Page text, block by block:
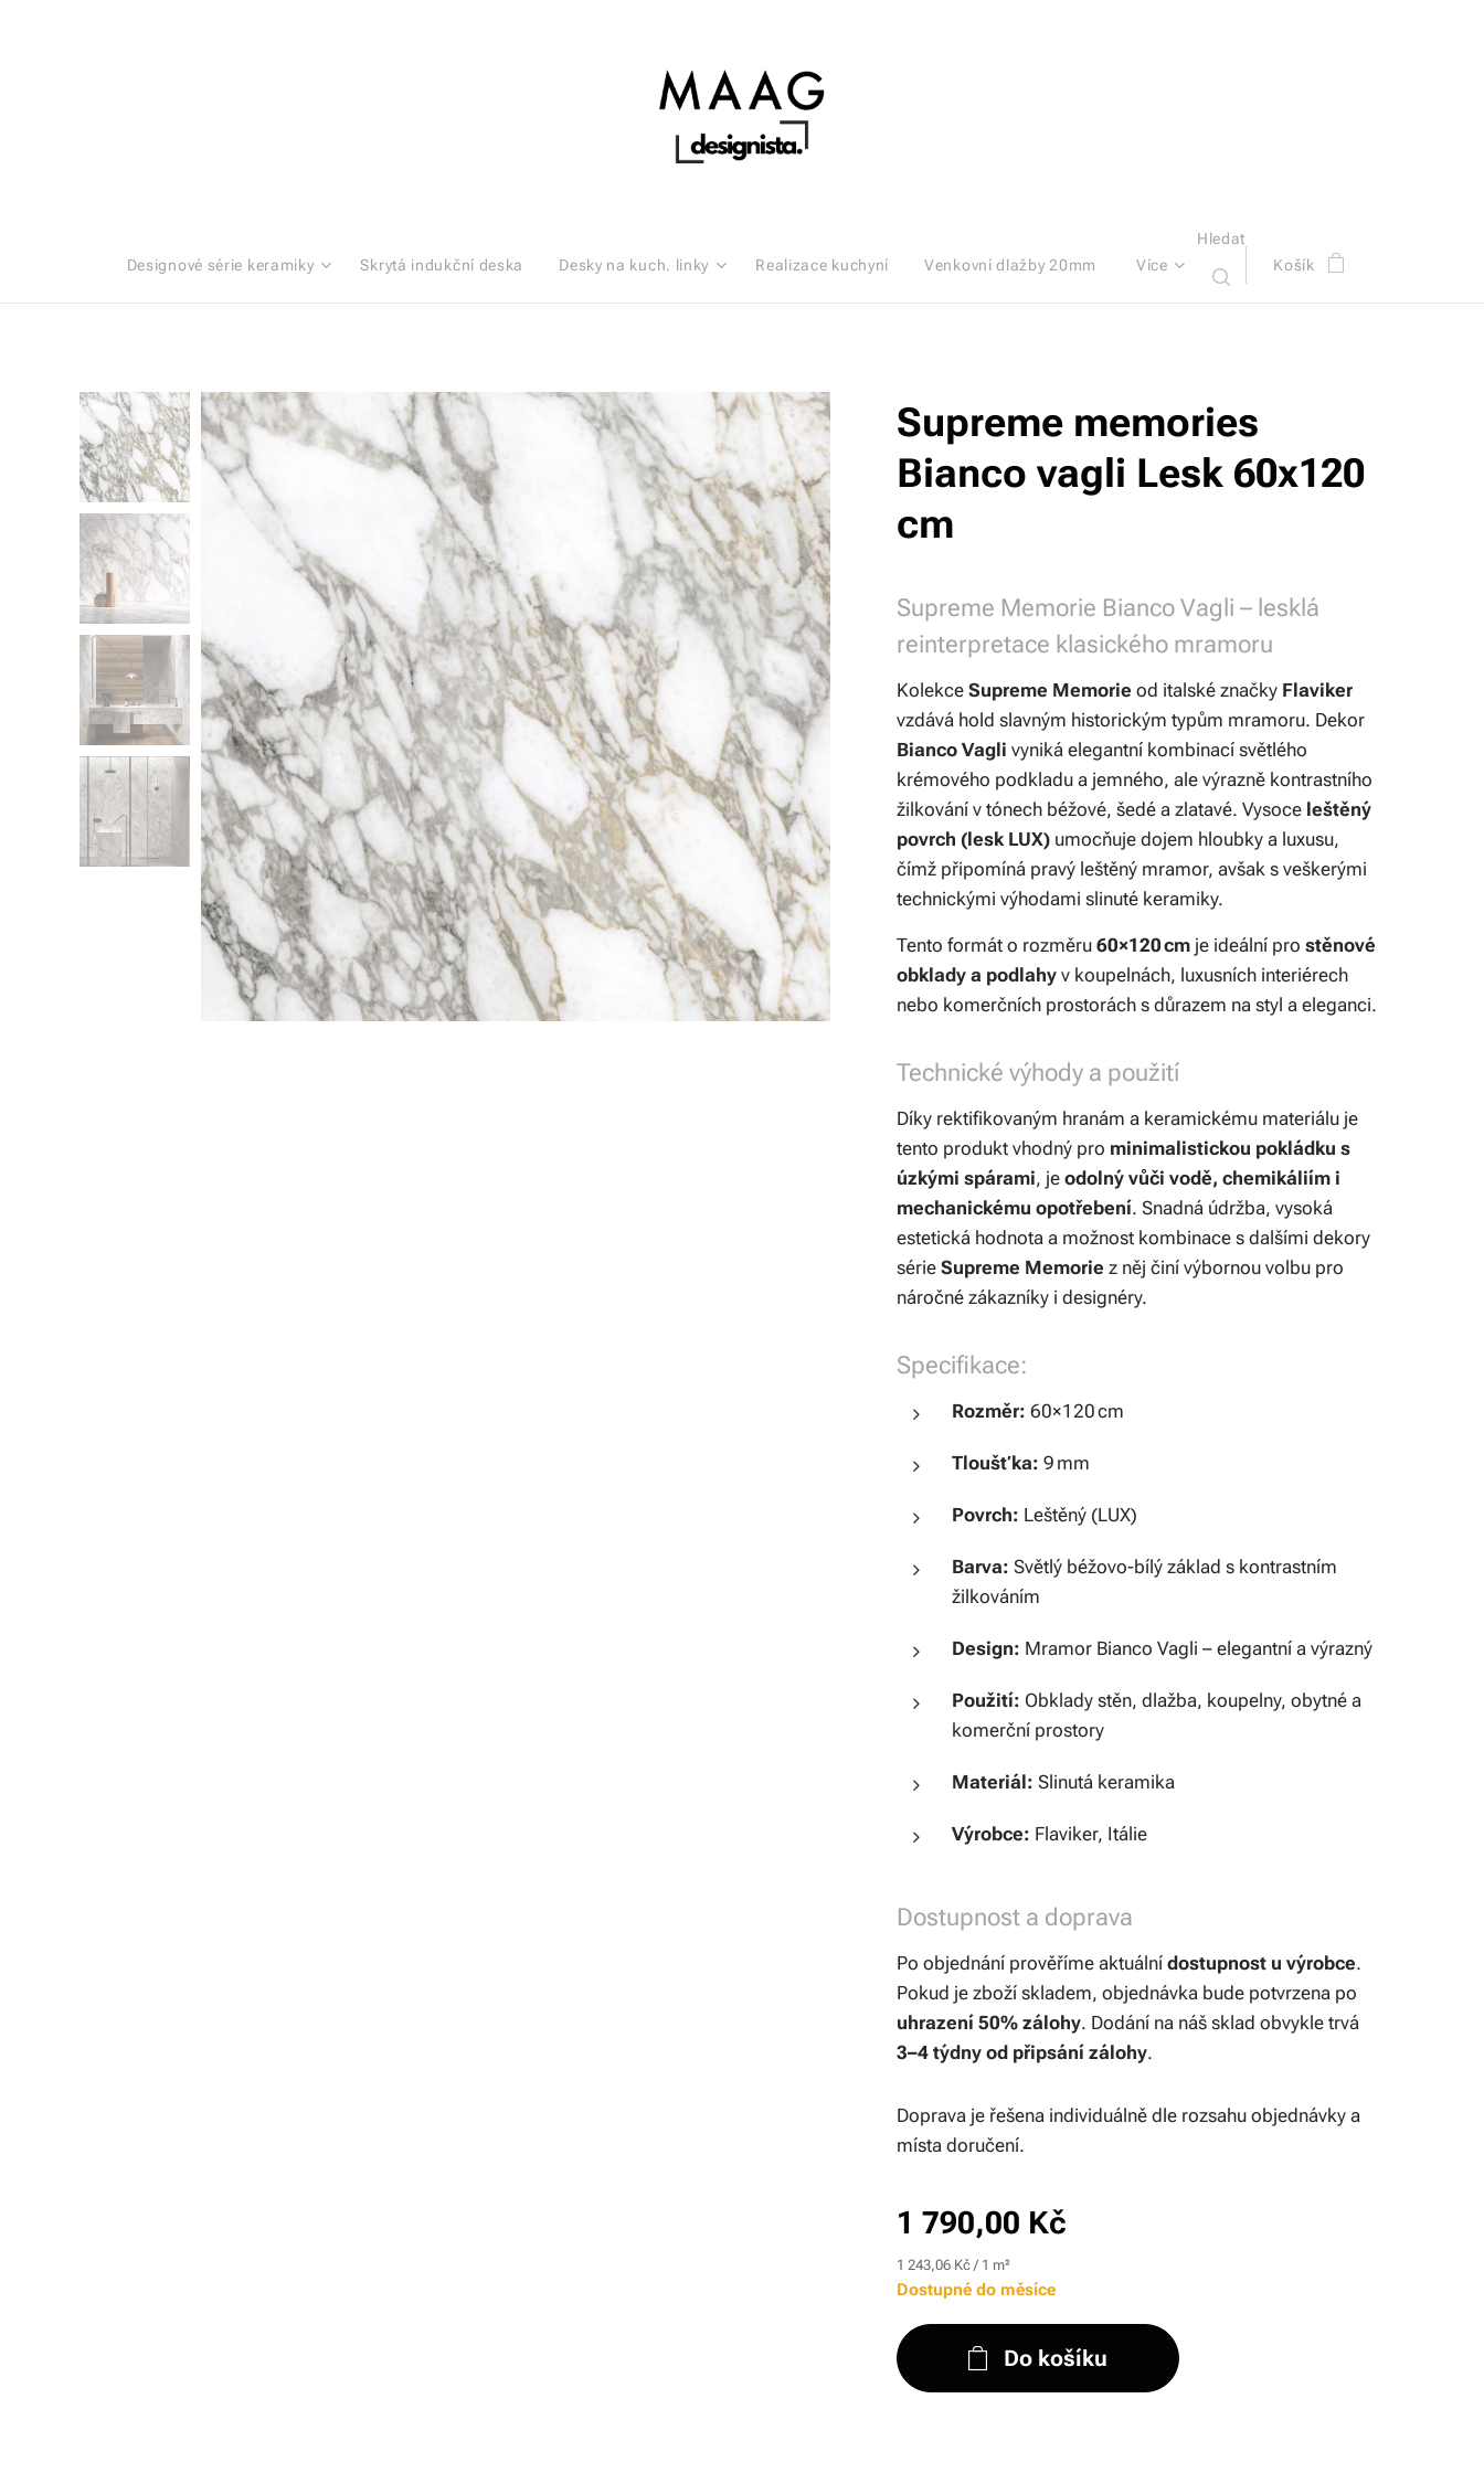
Designové série keramiky Skrytá indukční deska Desky na kuch. linky Realizace kuchyní Venkovní dlažby 20mm Více
Hledat
Košík
Supreme memories
Bianco vagli Lesk 60x120
cm
Supreme Memorie Bianco Vagli – lesklá
reinterpretace klasického mramoru
Kolekce Supreme Memorie od italské značky Flaviker
vzdává hold slavným historickým typům mramoru. Dekor
Bianco Vagli vyniká elegantní kombinací světlého
krémového podkladu a jemného, ale výrazně kontrastního
žilkování v tónech béžové, šedé a zlatavé. Vysoce leštěný
povrch (lesk LUX) umocňuje dojem hloubky a luxusu,
čímž připomíná pravý leštěný mramor, avšak s veškerými
technickými výhodami slinuté keramiky.
Tento formát o rozměru 60×120 cm je ideální pro stěnové
obklady a podlahy v koupelnách, luxusních interiérech
nebo komerčních prostorách s důrazem na styl a eleganci.
Technické výhody a použití
Díky rektifikovaným hranám a keramickému materiálu je
tento produkt vhodný pro minimalistickou pokládku s
úzkými spárami, je odolný vůči vodě, chemikáliím i
mechanickému opotřebení. Snadná údržba, vysoká
estetická hodnota a možnost kombinace s dalšími dekory
série Supreme Memorie z něj činí výbornou volbu pro
náročné zákazníky i designéry.
Specifikace:
Rozměr: 60×120 cm
Tloušťka: 9 mm
Povrch: Leštěný (LUX)
Barva: Světlý béžovo-bílý základ s kontrastním
žilkováním
Design: Mramor Bianco Vagli – elegantní a výrazný
Použití: Obklady stěn, dlažba, koupelny, obytné a
komerční prostory
Materiál: Slinutá keramika
Výrobce: Flaviker, Itálie
Dostupnost a doprava
Po objednání prověříme aktuální dostupnost u výrobce.
Pokud je zboží skladem, objednávka bude potvrzena po
uhrazení 50% zálohy. Dodání na náš sklad obvykle trvá
3–4 týdny od připsání zálohy.
Doprava je řešena individuálně dle rozsahu objednávky a
místa doručení.
1 790,00 Kč
1 243,06 Kč / 1 m²
Dostupné do měsíce
Do košíku